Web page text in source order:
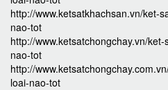
http://www.ketsatkhachsan.vn/ket-
nao-tot
http://www.ketsatchongchay.vn/
nao-tot
http://
loai-nao-tot